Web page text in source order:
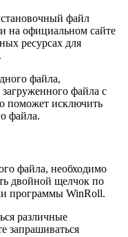
файл
на официальном сайте
ресурсах для
файла,
файла с
поможет исключить
файла.
файла, необходимо
двойной щелчок по
программы WinRoll.
различные
запрашиваться